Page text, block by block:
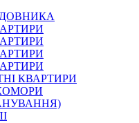
КВАРТИРИ